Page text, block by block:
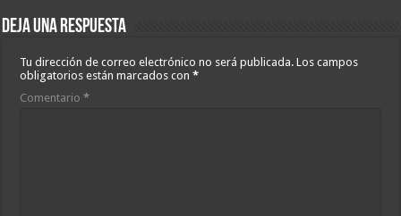
Deja una respuesta
Tu dirección de correo electrónico no será publicada. Los campos
obligatorios están marcados con*
Comentario*